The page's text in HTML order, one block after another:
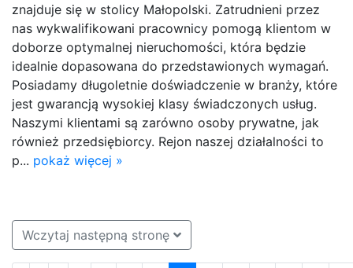
znajduje się w stolicy Małopolski. Zatrudnieni przez
nas wykwalifikowani pracownicy pomogą klientom w
doborze optymalnej nieruchomości, która będzie
idealnie dopasowana do przedstawionych wymagań.
Posiadamy długoletnie doświadczenie w branży, które
jest gwarancją wysokiej klasy świadczonych usług.
Naszymi klientami są zarówno osoby prywatne, jak
również przedsiębiorcy. Rejon naszej działalności to
p... pokaż więcej »
Wczytaj następną stronę